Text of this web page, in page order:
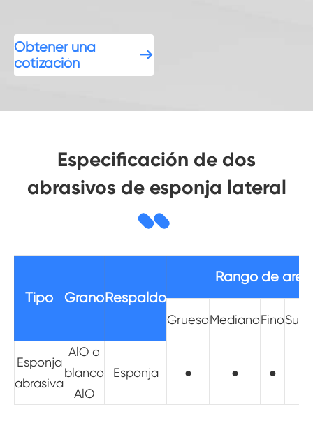
Obtener una
cotización

Especificación de dos
abrasivos de esponja lateral
Tipo GranoRespaldo
Rango de
GruesoMedianoFino
Esponja
abrasiva
AlO o
blanco
AlO
Esponja ● ● ●